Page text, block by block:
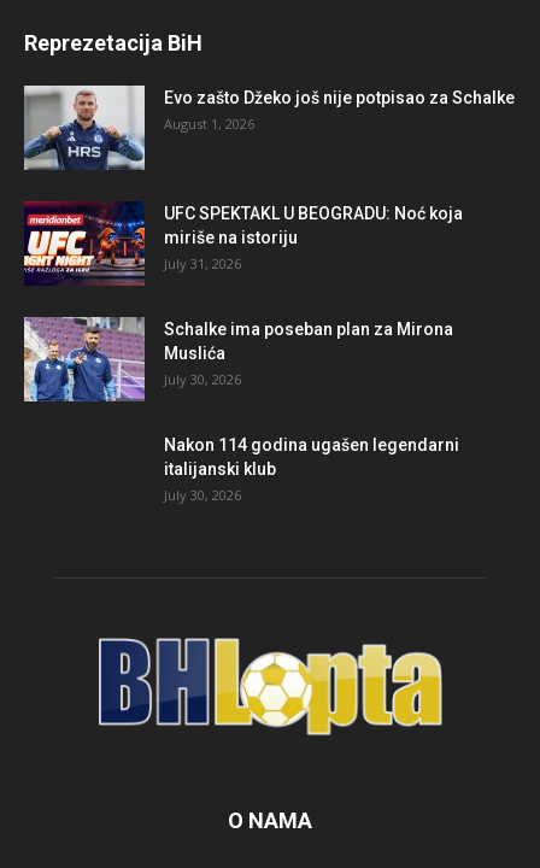
Reprezetacija BiH
Evo zašto Džeko još nije potpisao za Schalke
August 1, 2026
UFC SPEKTAKL U BEOGRADU: Noć koja
miriše na istoriju
July 31, 2026
Schalke ima poseban plan za Mirona
Muslića
July 30, 2026
Nakon 114 godina ugašen legendarni
italijanski klub
July 30, 2026
O NAMA